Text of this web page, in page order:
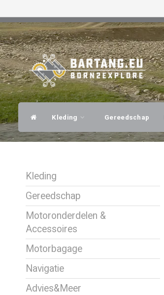
Kleding Gereedschap
Kleding
Gereedschap
Motoronderdelen &
Accessoires
Motorbagage
Navigatie
Advies&Meer